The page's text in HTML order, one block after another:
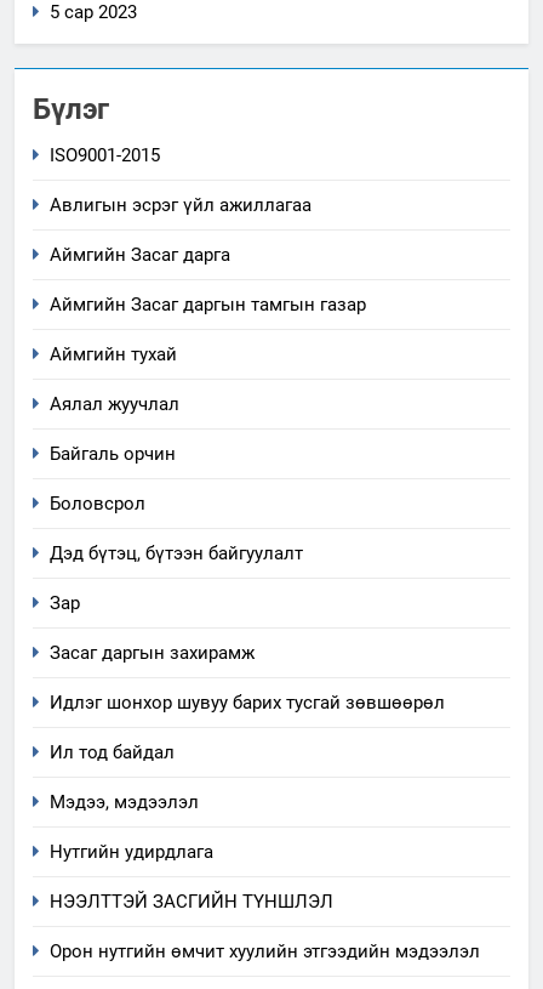
5 сар 2023
Бүлэг
ISO9001-2015
Авлигын эсрэг үйл ажиллагаа
Аймгийн Засаг дарга
Аймгийн Засаг даргын тамгын газар
Аймгийн тухай
Аялал жуучлал
Байгаль орчин
Боловсрол
Дэд бүтэц, бүтээн байгуулалт
Зар
Засаг даргын захирамж
Идлэг шонхор шувуу барих тусгай зөвшөөрөл
Ил тод байдал
Мэдээ, мэдээлэл
Нутгийн удирдлага
НЭЭЛТТЭЙ ЗАСГИЙН ТҮНШЛЭЛ
Орон нутгийн өмчит хуулийн этгээдийн мэдээлэл